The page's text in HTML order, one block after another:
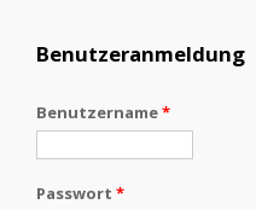
Benutzeranmeldung
Benutzername*
Passwort *